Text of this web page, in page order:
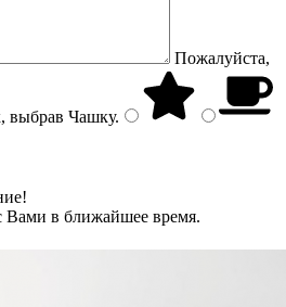
Пожалуйста,
выбрав Чашку.
Вами в ближайшее время.